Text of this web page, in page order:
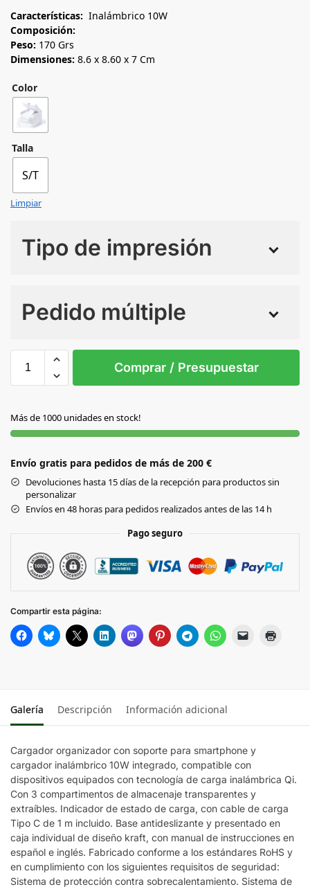
Características: Inalámbrico 10W
Composición:
Peso: 170 Grs
Dimensiones: 8.6 x 8.60 x 7 Cm
Color
Talla
S/T
Limpiar
Tipo de impresión
Pedido múltiple
S/T
Comprar / Presupuestar
Más de 1000 unidades en stock!
Envío gratis para pedidos de más de 200 €
Devoluciones hasta 15 días de la recepción para productos sin
personalizar
Envíos en 48 horas para pedidos realizados antes de las 14 h
Pago seguro
Compartir esta página:
Galería Descripción Información adicional
Cargador organizador con soporte para smartphone y
cargador inalámbrico 10W integrado, compatible con
dispositivos equipados con tecnología de carga inalámbrica Qi.
Con 3 compartimentos de almacenaje transparentes y
extraíbles. Indicador de estado de carga, con cable de carga
Tipo C de 1 m incluido. Base antideslizante y presentado en
caja individual de diseño kraft, con manual de instrucciones en
español e inglés. Fabricado conforme a los estándares RoHS y
en cumplimiento con los siguientes requisitos de seguridad:
Sistema de protección contra sobrecalentamiento. Sistema de